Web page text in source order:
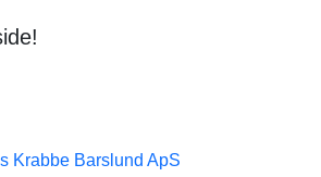
Krabbe Barslund ApS